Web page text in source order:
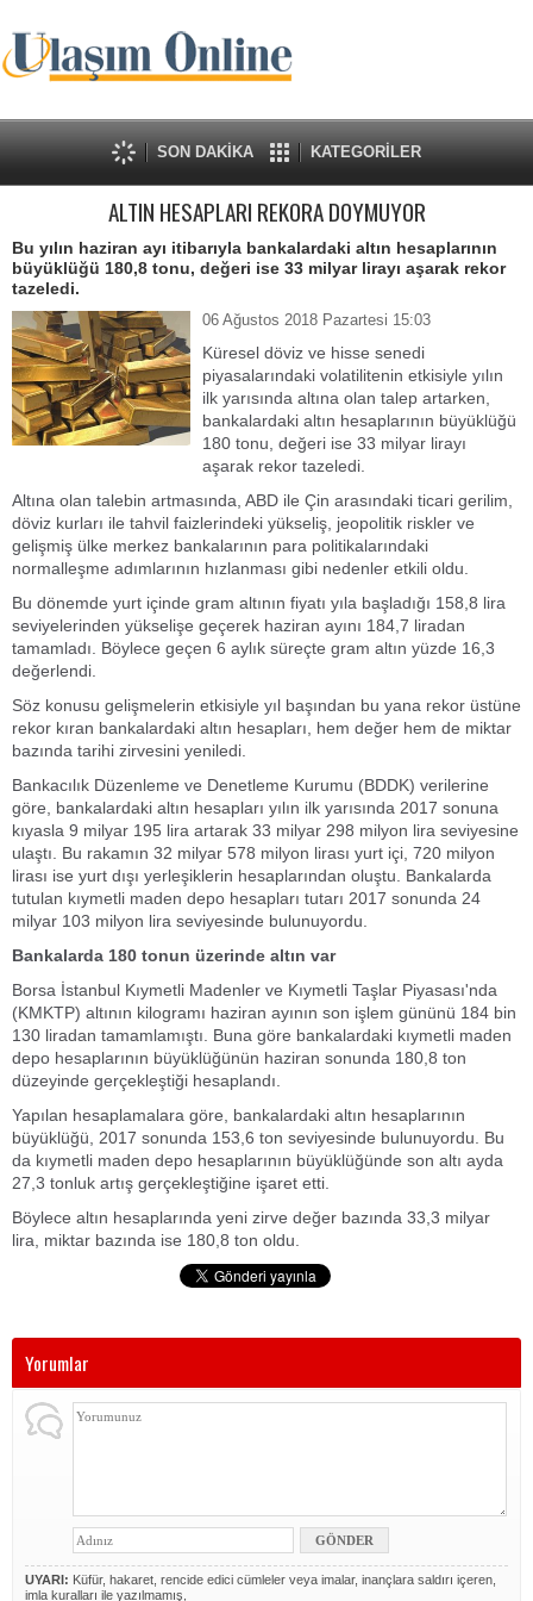
SON DAKİKA KATEGORİLER
ALTIN HESAPLARI REKORA DOYMUYOR
Bu yılın haziran ayı itibarıyla bankalardaki altın hesaplarının
büyüklüğü 180,8 tonu, değeri ise 33 milyar lirayı aşarak rekor
tazeledi.
06 Ağustos 2018 Pazartesi 15:03
Küresel döviz ve hisse senedi
piyasalarındaki volatilitenin etkisiyle yılın
ilk yarısında altına olan talep artarken,
bankalardaki altın hesaplarının büyüklüğü
180 tonu, değeri ise 33 milyar lirayı
aşarak rekor tazeledi.
Altına olan talebin artmasında, ABD ile Çin arasındaki ticari gerilim,
döviz kurları ile tahvil faizlerindeki yükseliş, jeopolitik riskler ve
gelişmiş ülke merkez bankalarının para politikalarındaki
normalleşme adımlarının hızlanması gibi nedenler etkili oldu.
Bu dönemde yurt içinde gram altının fiyatı yıla başladığı 158,8 lira
seviyelerinden yükselişe geçerek haziran ayını 184,7 liradan
tamamladı. Böylece geçen 6 aylık süreçte gram altın yüzde 16,3
değerlendi.
Söz konusu gelişmelerin etkisiyle yıl başından bu yana rekor üstüne
rekor kıran bankalardaki altın hesapları, hem değer hem de miktar
bazında tarihi zirvesini yeniledi.
Bankacılık Düzenleme ve Denetleme Kurumu (BDDK) verilerine
göre, bankalardaki altın hesapları yılın ilk yarısında 2017 sonuna
kıyasla 9 milyar 195 lira artarak 33 milyar 298 milyon lira seviyesine
ulaştı. Bu rakamın 32 milyar 578 milyon lirası yurt içi, 720 milyon
lirası ise yurt dışı yerleşiklerin hesaplarından oluştu. Bankalarda
tutulan kıymetli maden depo hesapları tutarı 2017 sonunda 24
milyar 103 milyon lira seviyesinde bulunuyordu.
Bankalarda 180 tonun üzerinde altın var
Borsa İstanbul Kıymetli Madenler ve Kıymetli Taşlar Piyasası'nda
(KMKTP) altının kilogramı haziran ayının son işlem gününü 184 bin
130 liradan tamamlamıştı. Buna göre bankalardaki kıymetli maden
depo hesaplarının büyüklüğünün haziran sonunda 180,8 ton
düzeyinde gerçekleştiği hesaplandı.
Yapılan hesaplamalara göre, bankalardaki altın hesaplarının
büyüklüğü, 2017 sonunda 153,6 ton seviyesinde bulunuyordu. Bu
da kıymetli maden depo hesaplarının büyüklüğünde son altı ayda
27,3 tonluk artış gerçekleştiğine işaret etti.
Böylece altın hesaplarında yeni zirve değer bazında 33,3 milyar
lira, miktar bazında ise 180,8 ton oldu.
Yorumlar
UYARI: Küfür, hakaret, rencide edici cümleler veya imalar, inançlara saldırı içeren,
imla kuralları ile yazılmamış,